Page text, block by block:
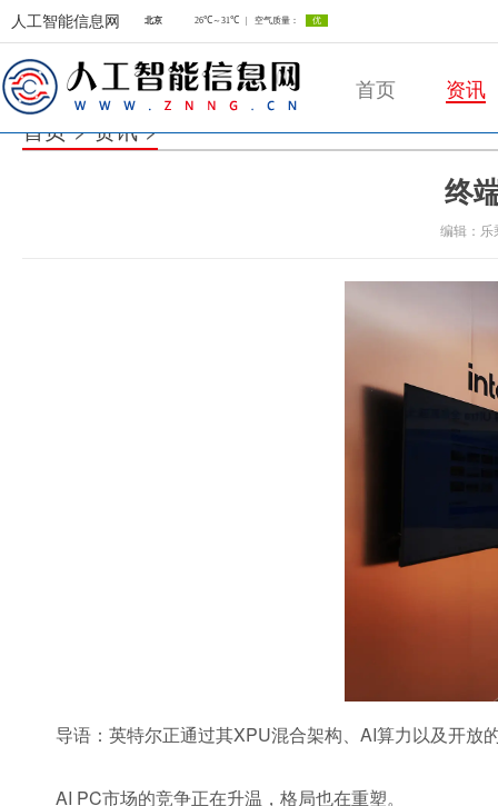
人工智能信息网
首页 资讯
首页>资讯>
终
编辑：乐
导语：英特尔正通过其XPU混合架构、AI算力以及开放
AI PC市场的竞争正在升温，格局也在重塑。